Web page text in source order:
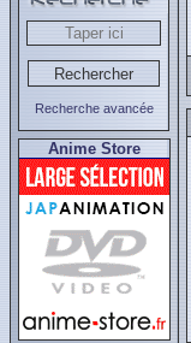
Recherche avancée
Anime Store